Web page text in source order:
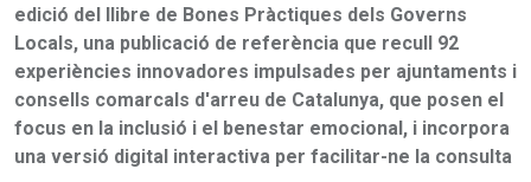
edició del llibre de Bones Pràctiques dels Governs
Locals, una publicació de referència que recull 92
experiències innovadores impulsades per ajuntaments i
consells comarcals d'arreu de Catalunya, que posen el
focus en la inclusió i el benestar emocional, i incorpora
una versió digital interactiva per facilitar-ne la consulta